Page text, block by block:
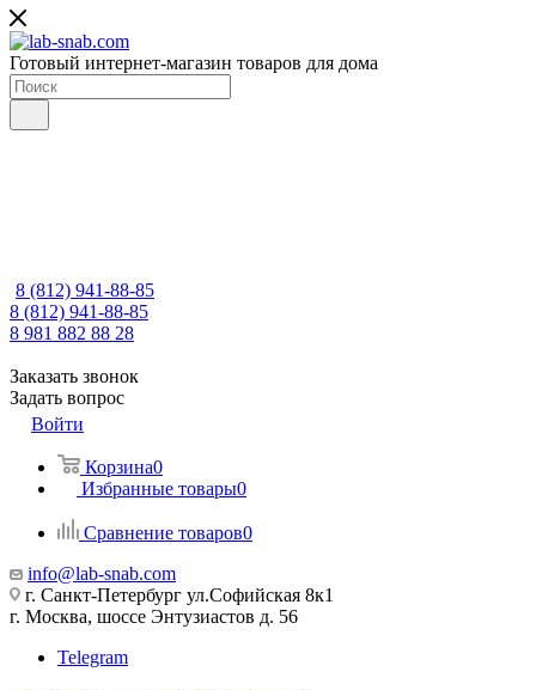
Готовый интернет-магазин товаров для дома
8 (812) 941-88-85
8 (812) 941-88-85
8 981 882 88 28
Заказать звонок
Задать вопрос
Войти
Корзина0
Избранные товары0
Сравнение товаров0
info@lab-snab.com
г. Санкт-Петербург ул.Софийская 8к1
г. Москва, шоссе Энтузиастов д. 56
Telegram